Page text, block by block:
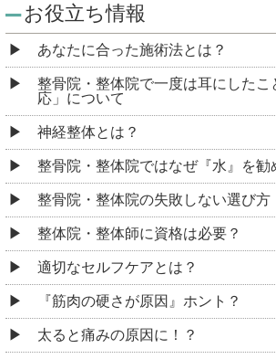
お役立ち情報
あなたに合った施術法とは？
整骨院・整体院で一度は耳にしたこ
応」について
神経整体とは？
整骨院・整体院ではなぜ『水』を勧
整骨院・整体院の失敗しない選び方
整体院・整体師に資格は必要？
適切なセルフケアとは？
『筋肉の硬さが原因』ホント？
太ると痛みの原因に！？